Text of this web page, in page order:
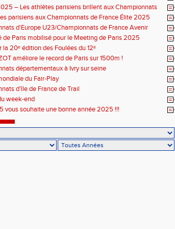
– Les athlètes parisiens brillent aux Championnats
Éliteparisiens aux Championnats de France Élite 2025
d'Europe U23/Championnats de France Avenir
de Paris mobilisé pour le Meeting de Paris 2025
la 20ᵉ édition des Foulées du 12ᵉ
améliore le record de Paris sur 1500m !
départementaux à Ivry sur seine
du Fair-Play
d'île de France de Trail
week-end
vous souhaite une bonne année 2025 !!!